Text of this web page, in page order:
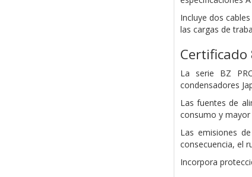
Incluye dos
las cargas de
Certificado
La serie BZ
condensadores
Las fuentes de
consumo y
Las emisiones
consecuencia, el
Incorpora